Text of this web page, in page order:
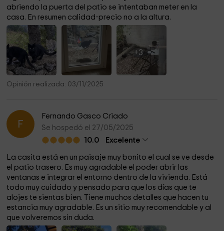
abriendo la puerta del patio se intentaban meter en la
casa. En resumen calidad-precio no a la altura.
+3
Opinión realizada: 03/11/2025
F
Fernando Gasco Criado
Se hospedó el 27/05/2025
10.0
Excelente
La casita está en un paisaje muy bonito el cual se ve desde
el patio trasero. Es muy agradable el poder abrir las
ventanas e integrar el entorno dentro de la vivienda. Está
todo muy cuidado y pensado para que los días que te
alojes te sientas bien. Tiene muchos detalles que hacen tu
estancia muy agradable. Es un sitio muy recomendable y al
que volveremos sin duda.